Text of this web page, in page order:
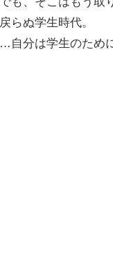
戻らぬ学生時代。
…自分は学生のため